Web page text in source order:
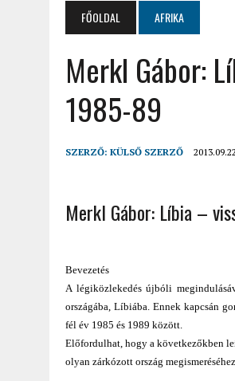
2023.11.17.
2022.12.21. | VALLÁSOK FELETTI
2022.12.11.
OROSZNÉ KARDOS
2022.03.08.
GYŐRFFY GYULA – A
2022.02.26. | GÁL ZOLTÁN GYÖRGY:
FŐOLDAL AFRIKA
Merkl Gábor:
1985-89
SZERZŐ: KÜLSŐ SZERZŐ
Merkl Gábor: Líbia –
Bevezetés
A légiközlekedés újbóli
országába, Líbiába. Ennek kapcsán
fél év 1985 és 1989 között.
Előfordulhat, hogy a következőkben
olyan zárkózott ország